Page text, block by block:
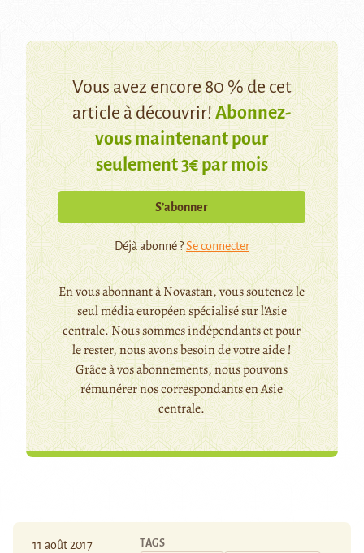
Vous avez encore 80 % de cet
article à découvrir!Abonnez-
vous maintenant pour
seulement 3€ par mois
S’abonner
Déjà abonné ?Se connecter
En vous abonnant à Novastan, vous soutenez le
seul média européen spécialisé sur l'Asie
centrale. Nous sommes indépendants et pour
le rester, nous avons besoin de votre aide !
Grâce à vos abonnements, nous pouvons
rémunérer nos correspondants en Asie
centrale.
11 août 2017 TAGS